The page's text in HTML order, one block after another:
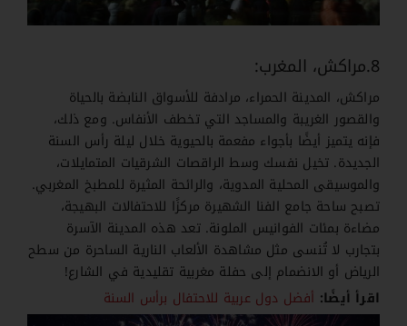
8.مراكش، المغرب:
مراكش، المدينة الحمراء، مرادفة للأسواق النابضة بالحياة
والقصور الغريبة والمساجد التي تخطف الأنفاس. ومع ذلك،
فإنه يتميز أيضًا بأجواء مفعمة بالحيوية خلال ليلة رأس السنة
الجديدة. تخيل نفسك وسط الراقصات الشرقيات المتمايلات،
والموسيقى المحلية المدوية، والرائحة المثيرة للمطبخ المغربي.
تصبح ساحة جامع الفنا الشهيرة مركزًا للاحتفالات البهيجة،
مضاءة بمئات الفوانيس الملونة. تعد هذه المدينة الآسرة
بتجارب لا تُنسى مثل مشاهدة الألعاب النارية الساحرة من سطح
الرياض أو الانضمام إلى حفلة مغربية تقليدية في الشارع!
اقرأ أيضًا: أفضل دول عربية للاحتفال برأس السنة